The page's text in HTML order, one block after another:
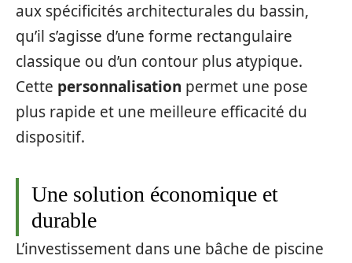
aux spécificités architecturales du bassin,
qu’il s’agisse d’une forme rectangulaire
classique ou d’un contour plus atypique.
Cette personnalisation permet une pose
plus rapide et une meilleure efficacité du
dispositif.
Une solution économique et
durable
L’investissement dans une bâche de piscine